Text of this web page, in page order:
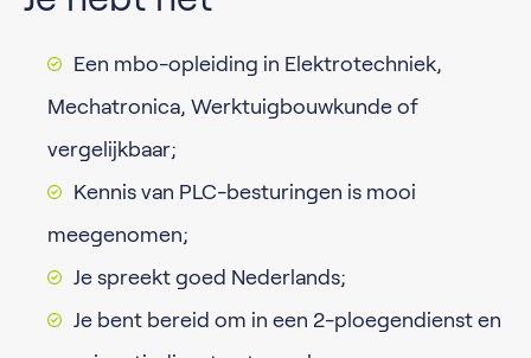
Een mbo-opleiding in Elektrotechniek,
Mechatronica, Werktuigbouwkunde of
vergelijkbaar;
Kennis van PLC-besturingen is mooi
meegenomen;
Je spreekt goed Nederlands;
Je bent bereid om in een 2-ploegendienst en